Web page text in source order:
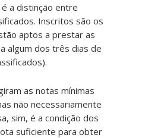
é a distinção entre
Inscritos são os
aptos a prestar as
algum dos três dias de
as notas mínimas
não necessariamente
sim, é a condição dos
suficiente para obter